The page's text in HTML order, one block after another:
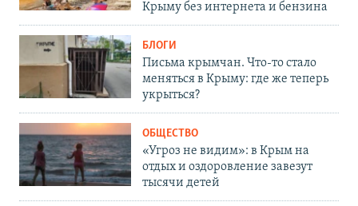
Крыму без интернета и бензина
БЛОГИ
Письма крымчан. Что-то стало
меняться в Крыму: где же теперь
укрыться?
ОБЩЕСТВО
«Угроз не видим»: в Крым на
отдых и оздоровление завезут
тысячи детей